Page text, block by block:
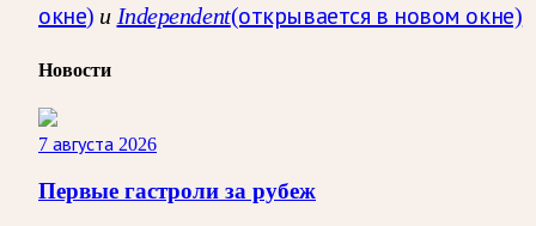
окне) и Independent(открывается в новом окне)
Новости
7 августа 2026
Первые гастроли за рубеж